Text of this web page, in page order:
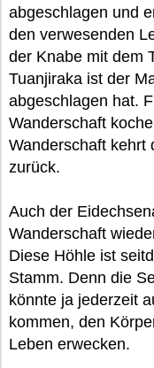
abgeschlagen und
den verwesenden
der Knabe mit dem
Tuanjiraka ist der
abgeschlagen hat.
Wanderschaft
Wanderschaft kehrt
zurück.
Auch der
Wanderschaft
Diese Höhle ist
Stamm. Denn die
könnte ja jederzeit
kommen, den
Leben erwecken.